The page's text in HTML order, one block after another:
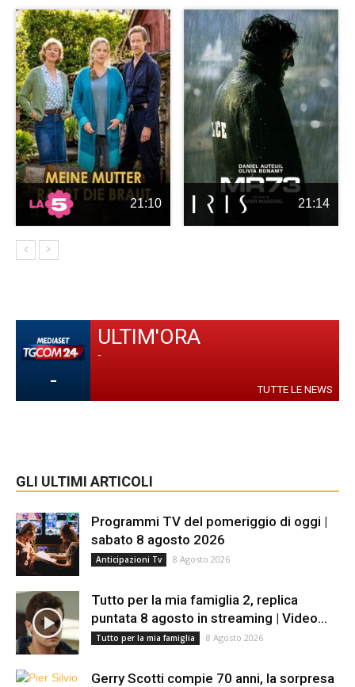
21:10 21:14
-
ULTIM'ORA
-
TUTTE LE NEWS
GLI ULTIMI ARTICOLI
Programmi TV del pomeriggio di oggi |
sabato 8 agosto 2026
Anticipazioni Tv 8 Agosto 2026
Tutto per la mia famiglia 2, replica
puntata 8 agosto in streaming | Video...
Tutto per la mia famiglia 8 Agosto 2026
Gerry Scotti compie 70 anni, la sorpresa